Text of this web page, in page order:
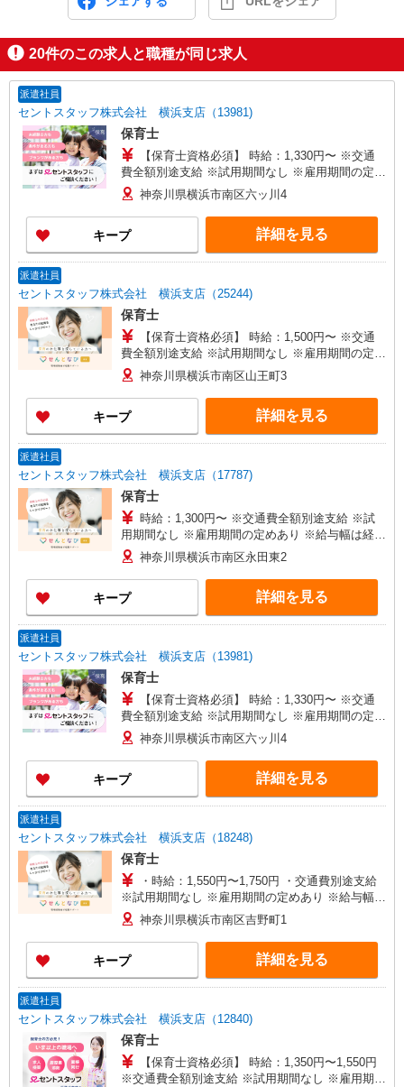
20件のこの求人と職種が同じ求人
派遣社員
セントスタッフ株式会社 横浜支店（13981)
保育士
【保育士資格必須】 時給：1,330円〜 ※交通
費全額別途支給 ※試用期間なし ※雇用期間の定め
あり ※給与幅は経験・能力による
神奈川県横浜市南区六ッ川4
キープ 詳細を見る
派遣社員
セントスタッフ株式会社 横浜支店（25244)
保育士
【保育士資格必須】 時給：1,500円〜 ※交通
費全額別途支給 ※試用期間なし ※雇用期間の定め
あり ※給与幅は経験・能力による
神奈川県横浜市南区山王町3
キープ 詳細を見る
派遣社員
セントスタッフ株式会社 横浜支店（17787)
保育士
時給：1,300円〜 ※交通費全額別途支給 ※試
用期間なし ※雇用期間の定めあり ※給与幅は経
験・能力による
神奈川県横浜市南区永田東2
キープ 詳細を見る
派遣社員
セントスタッフ株式会社 横浜支店（13981)
保育士
【保育士資格必須】 時給：1,330円〜 ※交通
費全額別途支給 ※試用期間なし ※雇用期間の定め
あり ※給与幅は経験・能力による
神奈川県横浜市南区六ッ川4
キープ 詳細を見る
派遣社員
セントスタッフ株式会社 横浜支店（18248)
保育士
・時給：1,550円〜1,750円 ・交通費別途支給
※試用期間なし ※雇用期間の定めあり ※給与幅は
経験・能力による
神奈川県横浜市南区吉野町1
キープ 詳細を見る
派遣社員
セントスタッフ株式会社 横浜支店（12840)
保育士
【保育士資格必須】 時給：1,350円〜1,550円
※交通費全額別途支給 ※試用期間なし ※雇用期間